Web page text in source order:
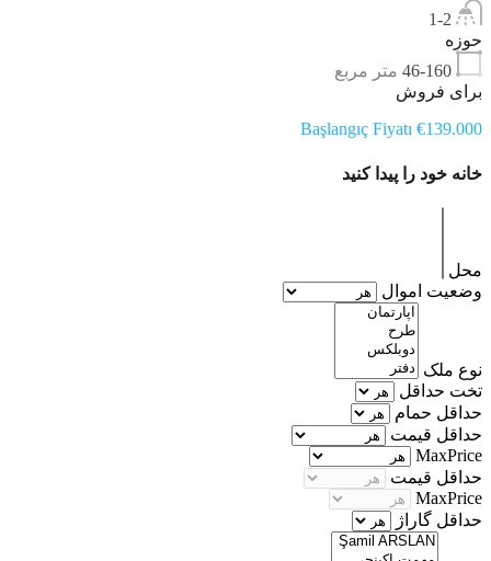
1-2
حوزه
46-160 متر مربع
برای فروش
Başlangıç Fiyatı €139.000
خانه خود را پیدا کنید
محل
وضعیت اموال
نوع ملک
تخت حداقل
حداقل حمام
حداقل قیمت
MaxPrice
حداقل قیمت
MaxPrice
حداقل گاراژ